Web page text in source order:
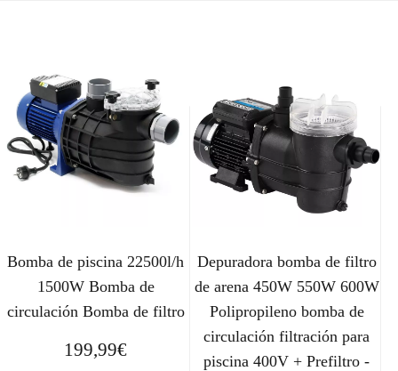
Bomba de piscina 22500l/h
1500W Bomba de
circulación Bomba de filtro
199,99€
Depuradora bomba de filtro
de arena 450W 550W 600W
Polipropileno bomba de
circulación filtración para
piscina 400V + Prefiltro -